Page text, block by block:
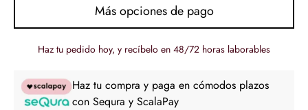
Más opciones de pago
Haz tu pedido hoy, y recíbelo en 48/72 horas laborables
Haz tu compra y paga en cómodos plazos
con Sequra y ScalaPay